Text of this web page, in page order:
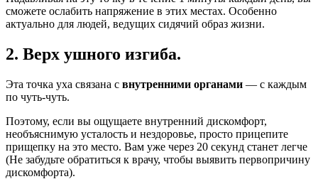
сможете ослабить напряжение в этих местах. Особенно
актуально для людей, ведущих сидячий образ жизни.
2. Верх ушного изгиба.
Эта точка уха связана с внутренними органами — с каждым
по чуть-чуть.
Поэтому, если вы ощущаете внутренний дискомфорт,
необъяснимую усталость и нездоровье, просто прицепите
прищепку на это место. Вам уже через 20 секунд станет легче
(Не забудьте обратиться к врачу, чтобы выявить первопричину
дискомфорта).